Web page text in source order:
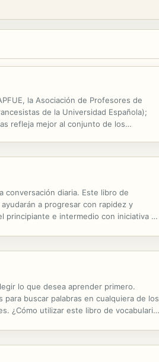
la Asociación de Profesores de
de la Universidad Española);
refleja mejor al conjunto de los
conversación diaria. Este libro de
a progresar con rapidez y
principiante e intermedio con iniciativa y
lo que desea aprender primero.
buscar palabras en cualquiera de los
¿Cómo utilizar este libro de vocabulario